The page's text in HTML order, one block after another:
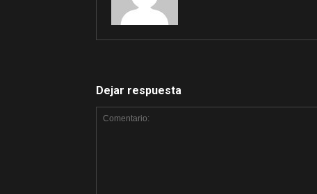
Dejar respuesta